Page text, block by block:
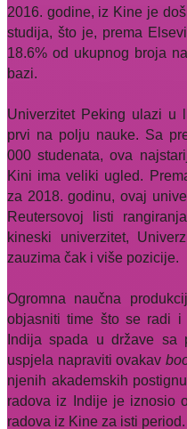
2016. godine, iz Kine je
studija, što je, prema
18.6% od ukupnog broja
bazi.
Univerzitet Peking ulazi u
prvi na polju nauke. Sa
000 studenata, ova
Kini ima veliki ugled.
za 2018. godinu, ovaj
Reutersovoj listi
kineski univerzitet,
zauzima čak i više pozicije.
Ogromna naučna
objasniti time što se radi
Indija spada u države sa
uspjela napraviti ovakav
njenih akademskih
radova iz Indije je iznosio
radova iz Kine za isti period.